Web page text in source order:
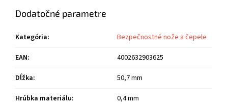
Dodatočné parametre
Kategória:
Bezpečnostné nože a čepele
EAN:
4002632903625
Dĺžka:
50,7 mm
Hrúbka materiálu:
0,4 mm